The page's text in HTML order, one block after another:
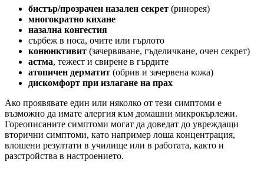
бистър/прозрачен назален секрет (ринорея)
многократно кихане
назална конгестия
сърбеж в носа, очите или гърлото
конюнктивит (зачервяване, гъделичкане, очен секрет)
астма, тежест и свирене в гърдите
атопичен дерматит (обрив и зачервена кожа)
дискомфорт при излагане на прах
Ако проявявате един или няколко от тези симптоми е
възможно да имате алергия към домашни микрокърлежи.
Гореописаните симптоми могат да доведат до увреждащи
вторични симптоми, като например лоша концентрация,
влошени резултати в училище или в работата, както и
разстройства в настроението.